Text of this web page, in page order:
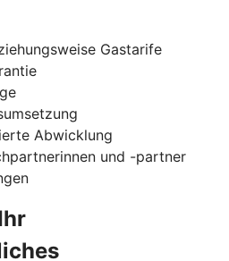
Gastarife
Abwicklung
und -partner